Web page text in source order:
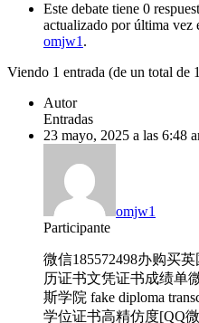
Este debate tiene 0
actualizado por última vez
omjw1 .
Viendo 1 entrada (de un total de
Autor
Entradas
23 mayo, 2025 a las 6:48
omjw1
Participante
微信185572498办购买
历证书文凭证书成绩单
斯学院 fake diploma
学位证书高精仿度[QQ